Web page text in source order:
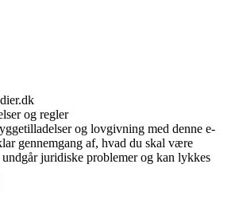
og regler
og lovgivning med denne e-
gennemgang af, hvad du skal være
juridiske problemer og kan lykkes